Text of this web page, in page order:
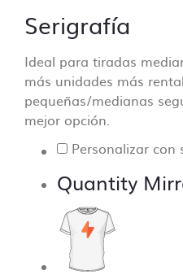
Serigrafía
Ideal para tiradas
más unidades más
pequeñas/medianas
mejor opción.
Personalizar con
Quantity